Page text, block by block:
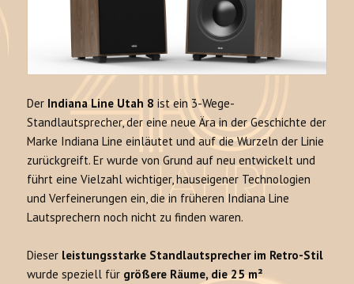
Der Indiana Line Utah 8 ist ein 3-Wege-
Standlautsprecher, der eine neue Ära in der Geschichte der
Marke Indiana Line einläutet und auf die Wurzeln der Linie
zurückgreift. Er wurde von Grund auf neu entwickelt und
führt eine Vielzahl wichtiger, hauseigener Technologien
und Verfeinerungen ein, die in früheren Indiana Line
Lautsprechern noch nicht zu finden waren.
Dieser leistungsstarke Standlautsprecher im Retro-Stil
wurde speziell für größere Räume, die 25 m²